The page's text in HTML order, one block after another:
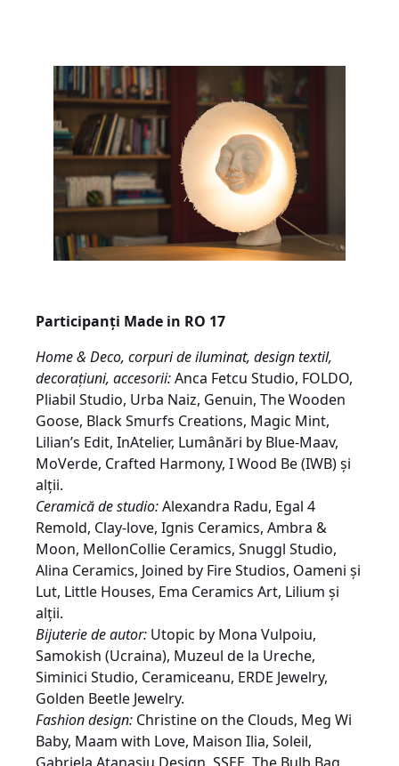
Participanți Made in RO 17
Home & Deco, corpuri de iluminat, design textil,
decorațiuni, accesorii:Anca Fetcu Studio, FOLDO,
Pliabil Studio, Urba Naiz, Genuin, The Wooden
Goose, Black Smurfs Creations, Magic Mint,
Lilian’s Edit, InAtelier, Lumânări by Blue-Maav,
MoVerde, Crafted Harmony, I Wood Be (IWB) și
alții.
Ceramică de studio:Alexandra Radu, Egal 4
Remold, Clay-love, Ignis Ceramics, Ambra &
Moon, MellonCollie Ceramics, Snuggl Studio,
Alina Ceramics, Joined by Fire Studios, Oameni și
Lut, Little Houses, Ema Ceramics Art, Lilium și
alții.
Bijuterie de autor: Utopic by Mona Vulpoiu,
Samokish (Ucraina), Muzeul de la Ureche,
Siminici Studio, Ceramiceanu, ERDE Jewelry,
Golden Beetle Jewelry.
Fashion design: Christine on the Clouds, Meg Wi
Baby, Maam with Love, Maison Ilia, Soleil,